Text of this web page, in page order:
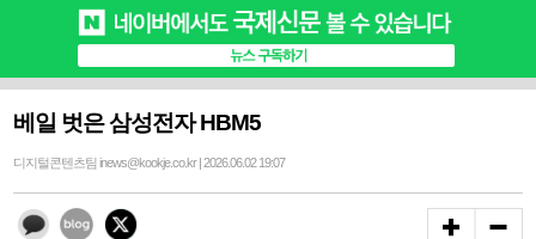
베일 벗은 삼성전자 HBM5
디지털콘텐츠팀 inews@kookje.co.kr | 2026.06.02 19:07